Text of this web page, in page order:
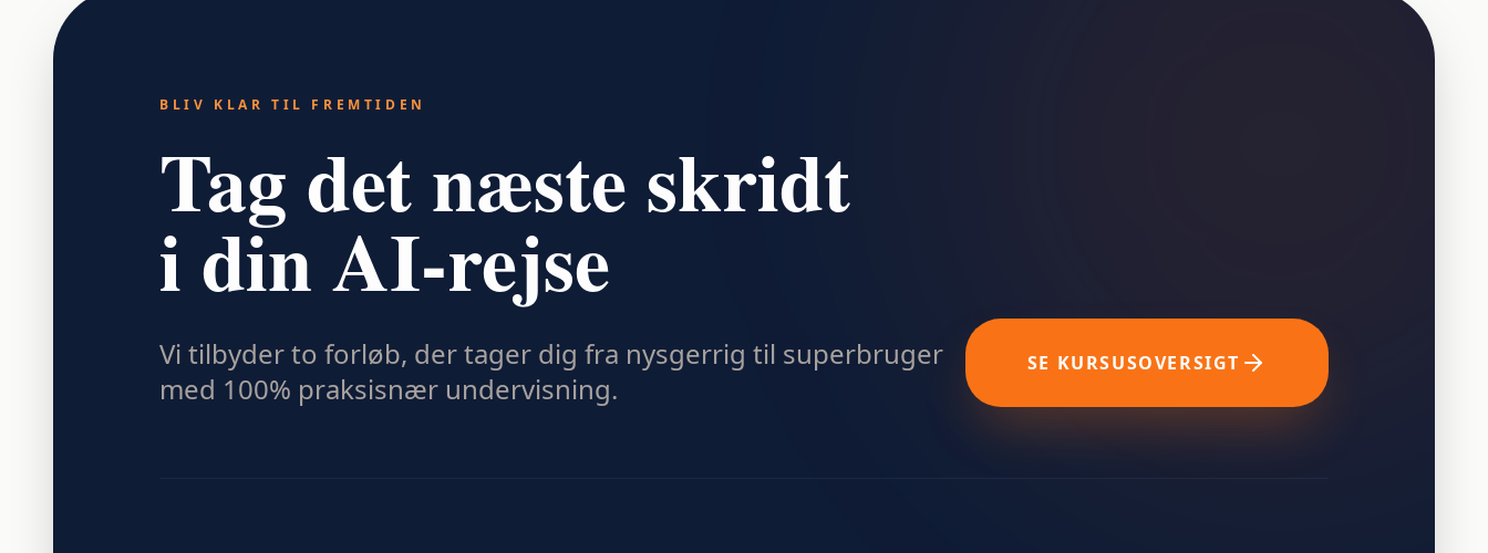
BLIV KLAR TIL FREMTIDEN
Tag det næste skridt
i din AI-rejse
Vi tilbyder to forløb, der tager dig fra nysgerrig til superbruger
med 100% praksisnær undervisning.
SE KURSUSOVERSIGT